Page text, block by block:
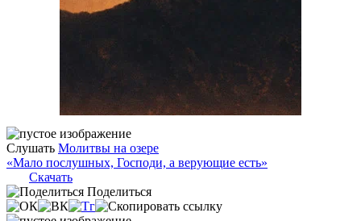
Слушать Молитвы на озере
«Мало послушных, Господи, а верующие есть»
Скачать
Поделиться